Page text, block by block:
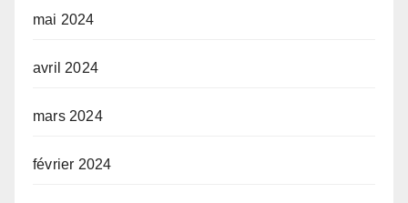
mai 2024
avril 2024
mars 2024
février 2024